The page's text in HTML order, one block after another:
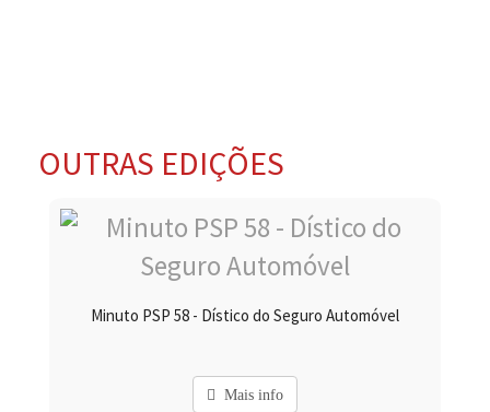
OUTRAS EDIÇÕES
Minuto PSP 58 - Dístico do Seguro Automóvel
Mais info